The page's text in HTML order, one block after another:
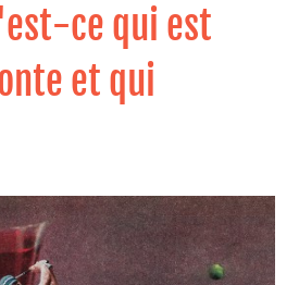
ce qui est
et qui